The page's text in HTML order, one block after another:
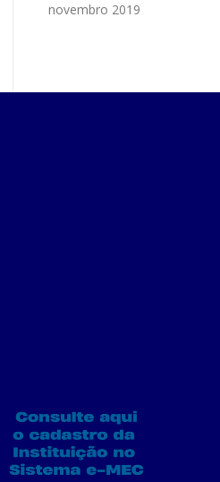
novembro 2019